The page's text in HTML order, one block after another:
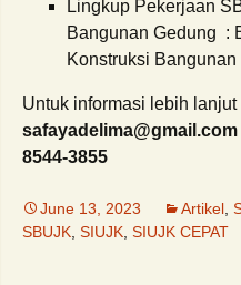
Lingkup Pekerjaan
Bangunan Gedung :
Konstruksi
Untuk informasi lebih
safayadelima@gmail.com
8544-3855
June 13, 2023 Artikel
SBUJK SIUJK SIUJK CEPAT